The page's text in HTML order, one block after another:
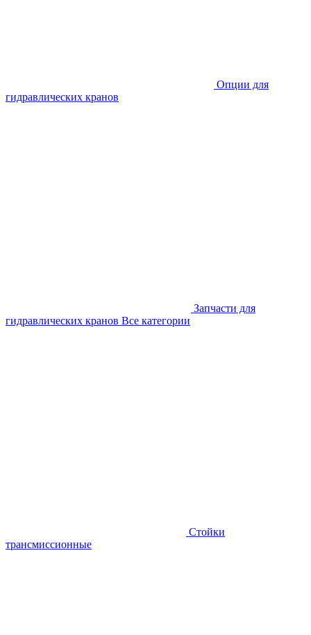
Опции для
гидравлических кранов
Запчасти для
гидравлических кранов Все категории
Стойки
трансмиссионные